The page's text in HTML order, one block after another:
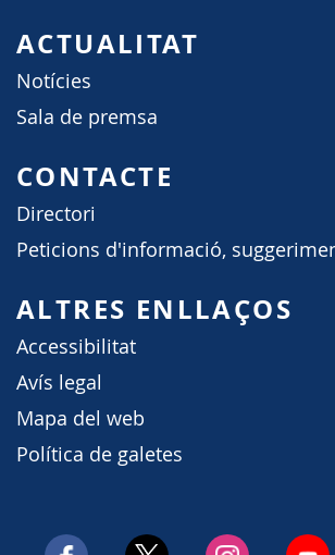
ACTUALITAT
Notícies
Sala de premsa
CONTACTE
Directori
Peticions d'informació,
ALTRES ENLLAÇOS
Accessibilitat
Avís legal
Mapa del web
Política de galetes